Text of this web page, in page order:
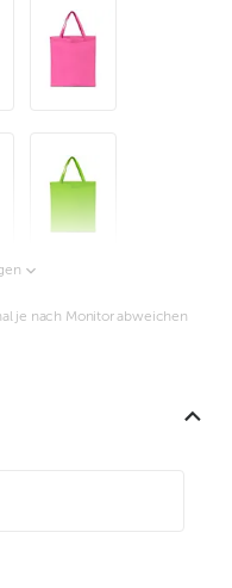
je nach Monitor abweichen